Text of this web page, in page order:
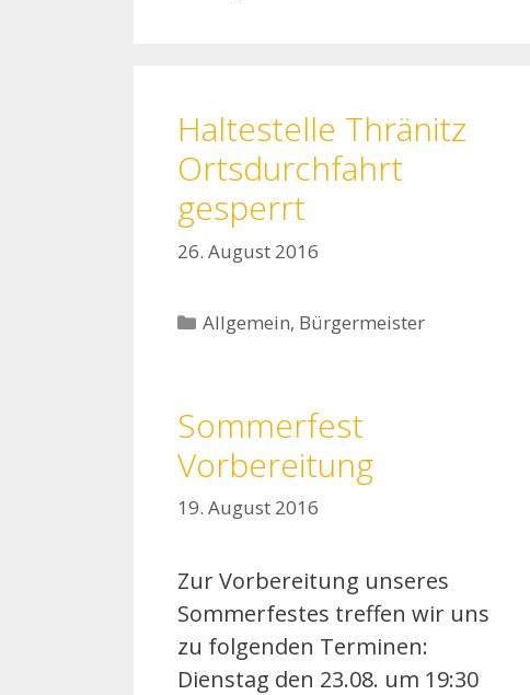
Haltestelle Thränitz
Ortsdurchfahrt
gesperrt
26. August 2016
Kategorien
Allgemein, Bürgermeister
Sommerfest
Vorbereitung
19. August 2016
Zur Vorbereitung unseres
Sommerfestes treffen wir uns
zu folgenden Terminen:
Dienstag den 23.08. um 19:30